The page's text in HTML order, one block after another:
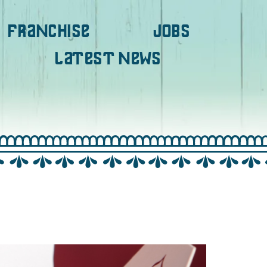
FRANCHISE
JOBS
LATEST NEWS